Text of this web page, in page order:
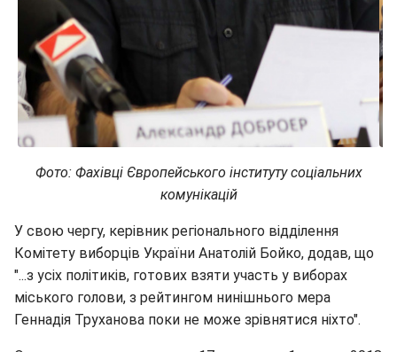
Фото: Фахівці Європейського інституту соціальних
комунікацій
У свою чергу, керівник регіонального відділення
Комітету виборців України Анатолій Бойко, додав, що
"...з усіх політиків, готових взяти участь у виборах
міського голови, з рейтингом нинішнього мера
Геннадія Труханова поки не може зрівнятися ніхто".